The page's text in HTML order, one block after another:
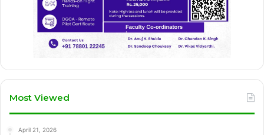
Most Viewed
April 21, 2026